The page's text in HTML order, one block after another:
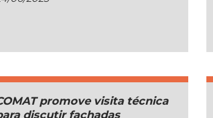
promove visita técnica
discutir fachadas